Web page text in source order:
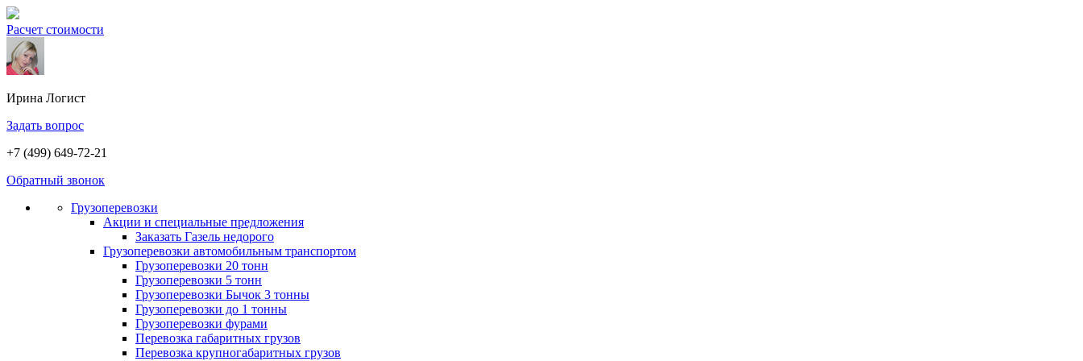
Расчет стоимости
Ирина Логист
Задать вопрос
+7 (499) 649-72-21
Обратный звонок
Грузоперевозки
Акции и специальные предложения
Заказать Газель недорого
Грузоперевозки автомобильным транспортом
Грузоперевозки 20 тонн
Грузоперевозки 5 тонн
Грузоперевозки Бычок 3 тонны
Грузоперевозки до 1 тонны
Грузоперевозки фурами
Перевозка габаритных грузов
Перевозка крупногабаритных грузов